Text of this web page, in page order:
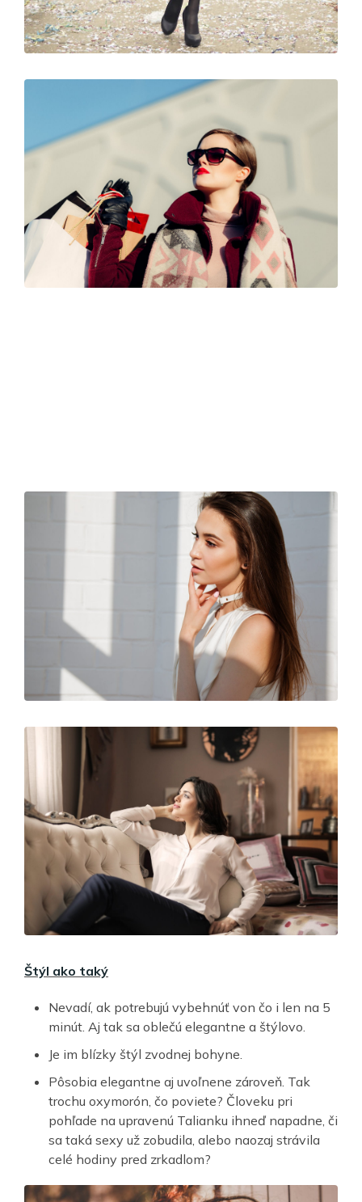
Štýl ako taký
Nevadí, ak potrebujú vybehnúť von čo i len na 5
minút. Aj tak sa oblečú elegantne a štýlovo.
Je im blízky štýl zvodnej bohyne.
Pôsobia elegantne aj uvoľnene zároveň. Tak
trochu oxymorón, čo poviete? Človeku pri
pohľade na upravenú Talianku ihneď napadne, či
sa taká sexy už zobudila, alebo naozaj strávila
celé hodiny pred zrkadlom?